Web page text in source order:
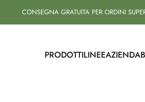
CONSEGNA GRATUITA PER ORDINI
PRODOTTILINEEAZIENDA